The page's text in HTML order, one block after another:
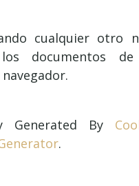
cualquier otro
documentos de
Generated By
.